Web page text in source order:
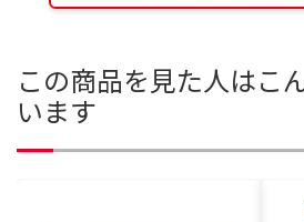
この商品を見た人はこ
います